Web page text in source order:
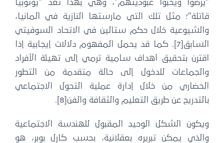
“يرضوا ويحبوا عبوديتهم”، وهي بهذا تعدُّ “يوتوبيا
قاتلة”؛ مثل تلك التي مارستها النازية في ألمانيا،
والشيوعية خلال حكم ستالين في الاتحاد السوفيتي
السابق[7]. كما قد يحمل المفهوم دلالات إيجابية إذا
اقترن بتحقيق أهداف سامية ترمي إلى تهيئة الأفراد
والجماعات للدخول إلى حالة متقدمة من التطور
الحضاري من خلال إدارة عملية التحول الاجتماعي
بالتدريج عن طريق التعليم والثقافة والفن[8].
ويكون الشكل الوحيد المقبول للهندسة الاجتماعية
والذي يمكن تبريره بعقلانية، بحسب كارل بوبر، هو